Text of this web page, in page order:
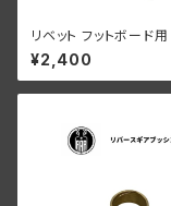
リベット フットボード
0個 ハーレー 全モデル
メッキ
¥2,400